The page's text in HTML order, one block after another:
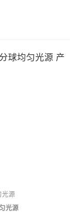
球均匀光源 产
光源
光源